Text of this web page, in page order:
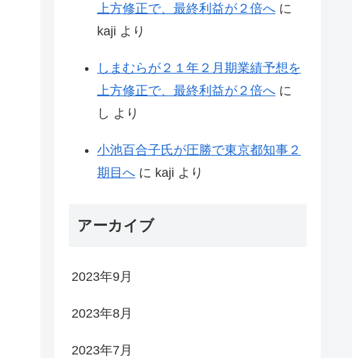
上方修正で、最終利益が２倍へ に
kaji より
しまむらが２１年２月期業績予想を
上方修正で、最終利益が２倍へ に
し より
小池百合子氏が圧勝で東京都知事２
期目へ に kaji より
アーカイブ
2023年9月
2023年8月
2023年7月